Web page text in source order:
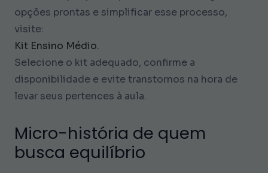
opções prontas e simplificar esse processo,
visite:
Kit Ensino Médio.
Selecione o kit adequado, confirme a
disponibilidade e evite transtornos na hora de
levar seus pertences à aula.
Micro-história de quem
busca equilíbrio